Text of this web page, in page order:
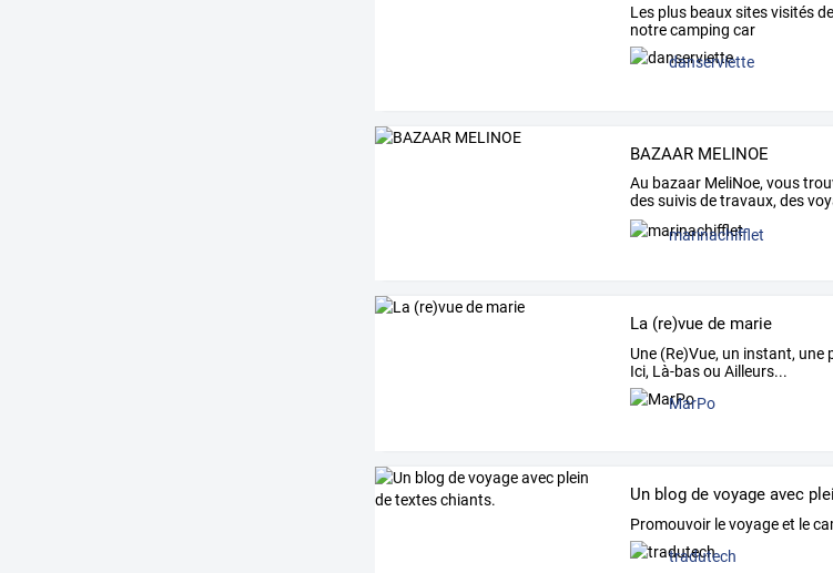
Les plus beaux sites visités
notre camping car
danserviette
BAZAAR MELINOE
Au bazaar MeliNoe, vous
dessuivisdetravaux, des
de
marinachifflet
La (re)vue de marie
Une (Re)Vue, un instant, une
Ici, Là-bas ou Ailleurs...
MarPo
Promouvoir le voyage et le
tradutech